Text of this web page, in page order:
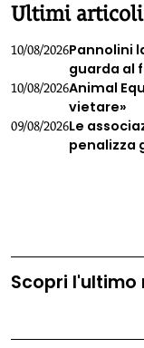
Ultimi articoli
10/08/2026Pannolini
guarda al
10/08/2026Animal
vietare»
09/08/2026Le
penalizza
Scopri l'ultimo